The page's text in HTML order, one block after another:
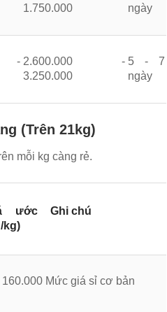
1.750.000
ngày
- 2.600.000 -
3.250.000
5 - 7
ngày
(Trên 21kg)
mỗi kg càng rẻ.
ước
kg)
Ghi chú
Mức giá sỉ cơ bản